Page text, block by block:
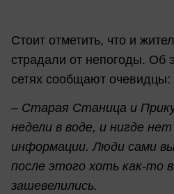
Стоит отметить, что и
страдали от непогоды. Об
сетях сообщают очевидцы:
– Старая Станица и
недели в воде, и нигде
информации. Люди сами
после этого хоть как-то
зашевелились.